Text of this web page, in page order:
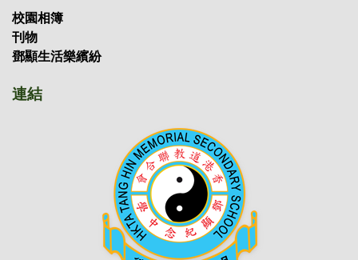
校園相簿
刊物
鄧顯生活樂繽紛
連結